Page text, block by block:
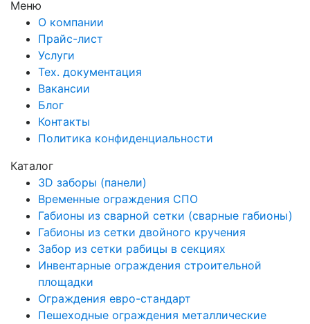
Меню
О компании
Прайс-лист
Услуги
Тех. документация
Вакансии
Блог
Контакты
Политика конфиденциальности
Каталог
3D заборы (панели)
Временные ограждения СПО
Габионы из сварной сетки (сварные габионы)
Габионы из сетки двойного кручения
Забор из сетки рабицы в секциях
Инвентарные ограждения строительной
площадки
Ограждения евро-стандарт
Пешеходные ограждения металлические